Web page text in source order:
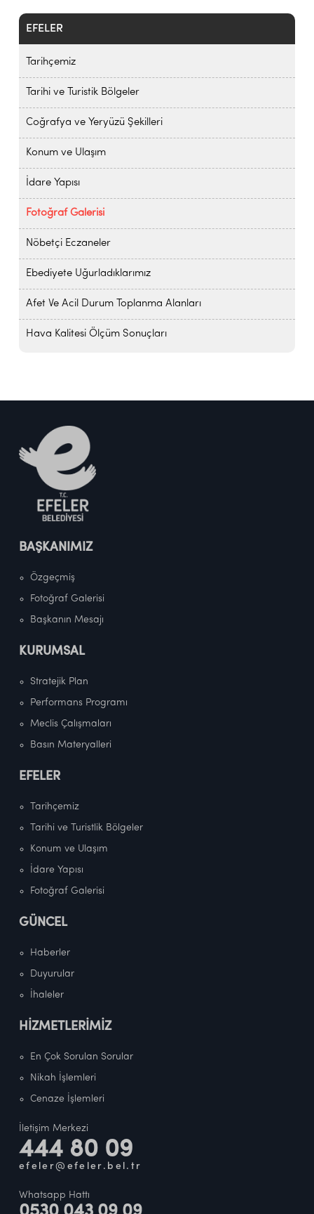
EFELER
Tarihçemiz
Tarihi ve Turistik Bölgeler
Coğrafya ve Yeryüzü Şekilleri
Konum ve Ulaşım
İdare Yapısı
Fotoğraf Galerisi
Nöbetçi Eczaneler
Ebediyete Uğurladıklarımız
Afet Ve Acil Durum Toplanma Alanları
Hava Kalitesi Ölçüm Sonuçları
BAŞKANIMIZ
Özgeçmiş
Fotoğraf Galerisi
Başkanın Mesajı
KURUMSAL
Stratejik Plan
Performans Programı
Meclis Çalışmaları
Basın Materyalleri
EFELER
Tarihçemiz
Tarihi ve Turistlik Bölgeler
Konum ve Ulaşım
İdare Yapısı
Fotoğraf Galerisi
GÜNCEL
Haberler
Duyurular
İhaleler
HİZMETLERİMİZ
En Çok Sorulan Sorular
Nikah İşlemleri
Cenaze İşlemleri
İletişim Merkezi
444 80 09
efeler@efeler.bel.tr
Whatsapp Hattı